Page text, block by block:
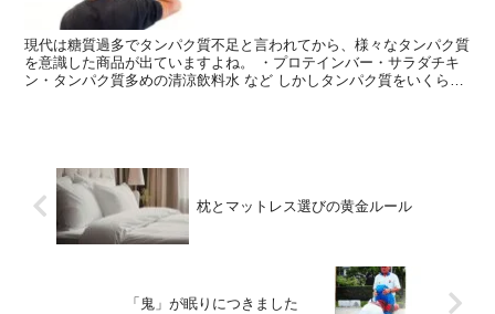
現代は糖質過多でタンパク質不足と言われてから、様々なタンパク質
を意識した商品が出ていますよね。 ・プロテインバー・サラダチキ
ン・タンパク質多めの清涼飲料水 など しかしタンパク質をいくら摂
枕とマットレス選びの黄金ルール
「鬼」が眠りにつきました